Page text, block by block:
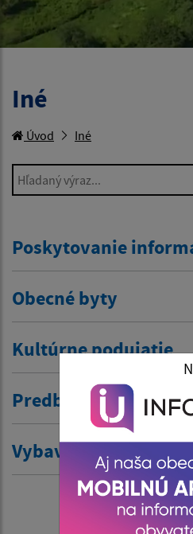
Iné
Úvod Iné
Hľadaný výraz...
Poskytovanie
Obecné byty
Kultúrne podujatie
Predbežná ochrana
Vybavenie